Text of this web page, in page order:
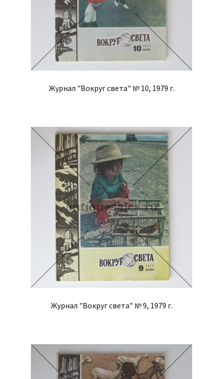
Журнал "Вокруг света" № 10, 1979 г.
Журнал "Вокруг света" № 9, 1979 г.